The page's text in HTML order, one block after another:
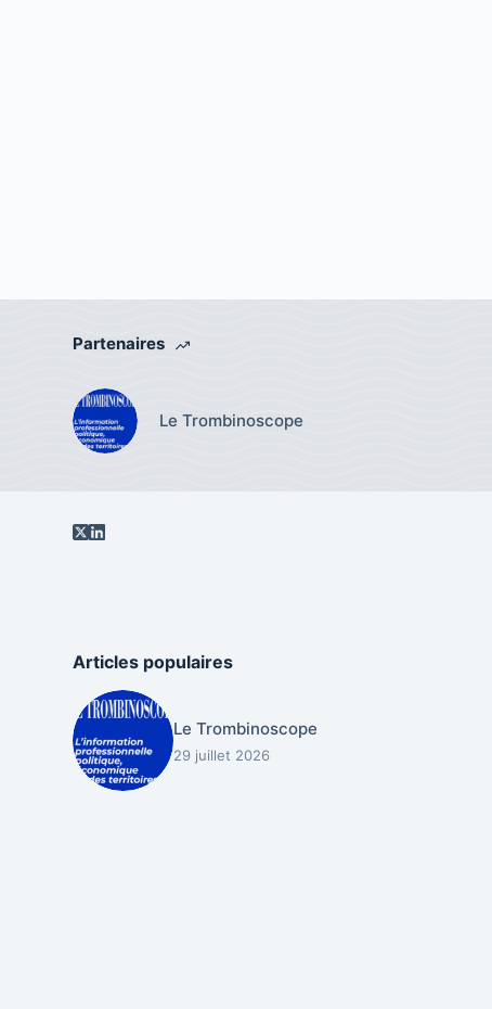
Partenaires
Le Trombinoscope
Articles populaires
Le Trombinoscope
29 juillet 2026